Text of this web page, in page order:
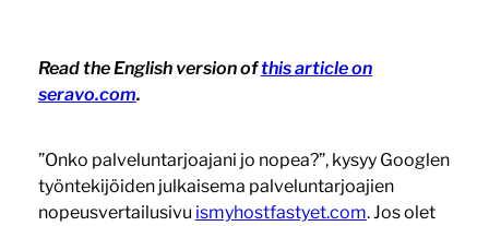
Read the English version ofthis article on
seravo.com.
”Onko palveluntarjoajani jo nopea?”, kysyy Googlen
työntekijöiden julkaisema palveluntarjoajien
nopeusvertailusivu ismyhostfastyet.com. Jos olet